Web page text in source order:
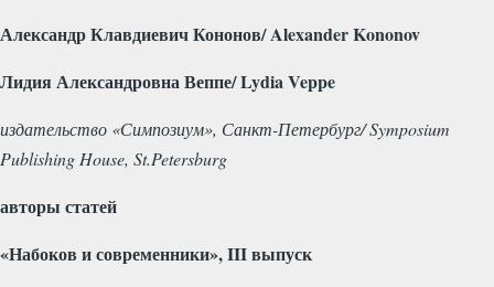
Александр Клавдиевич Кононов/AlexanderKononov
Лидия Александровна Веппе/LydiaVeppe
издательство «Симпозиум», Санкт-Петербург/Symposium
Publishing House, St.Petersburg
авторы статей
«Набоков и современники»,IIIвыпуск